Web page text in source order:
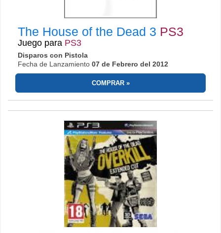
The House of the Dead 3 PS3
Juego para PS3
Disparos con Pistola
Fecha de Lanzamiento 07 de Febrero del 2012
COMPRAR